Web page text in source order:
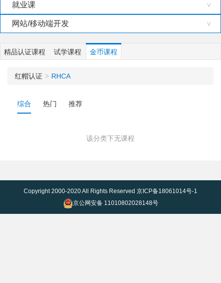
>
就业课
>
网站/移动端开发
精品认证课程 试学课程 金币课程
红帽认证 RHCA
综合 热门 推荐
该分类下无课程
Copyright 2000-2020 All Rights Reserved 京ICP备18061014号-1
京公网安备 11010802028148号